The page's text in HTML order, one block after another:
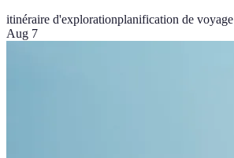
itinéraire d'explorationplanification de voyage
Aug 7